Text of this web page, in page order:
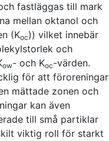
fastläggas till mark
mellan oktanol och
(Koc)) vilket innebär
och
ow- och Koc-värden.
för att föroreningar
mättade zonen och
kan även
till små partiklar
viktig roll för starkt